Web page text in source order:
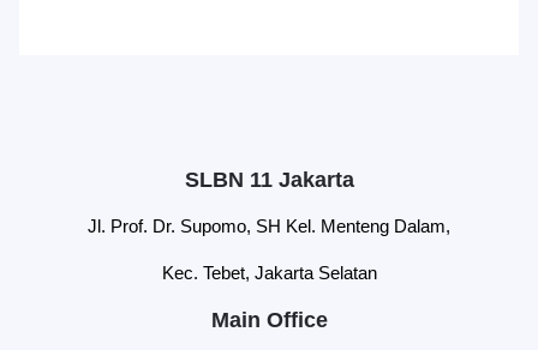
SLBN 11 Jakarta
Jl. Prof. Dr. Supomo, SH Kel. Menteng Dalam,
Kec. Tebet, Jakarta Selatan
Main Office